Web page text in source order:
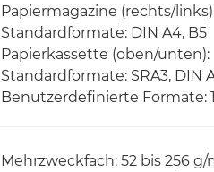
Papiermagazine (rechts/
Standardformate: DIN A4, B5
Papierkassette (oben/unten):
Standardformate: SRA3, DIN
Benutzerdefinierte Formate:
Mehrzweckfach: 52 bis 256 g/